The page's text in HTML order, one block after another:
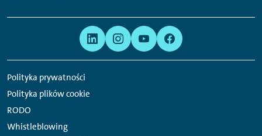
Polityka prywatności
Polityka plików cookie
RODO
Whistleblowing
serwisów
społecznościowych